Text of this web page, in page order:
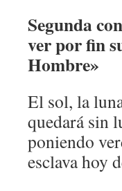
Segunda
ver por fin
Hombre»
El sol, la
quedará sin
poniendo
esclava hoy